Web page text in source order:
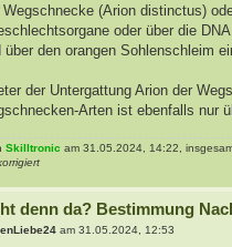
(Arion distinctus)
oder über die DNA
über den orangen Sohlenschleim
der Untergattung Arion der
Arten ist ebenfalls nur
Skilltronic am 31.05.2024, 14:22,
denn da? Bestimmung
am 31.05.2024, 12:53